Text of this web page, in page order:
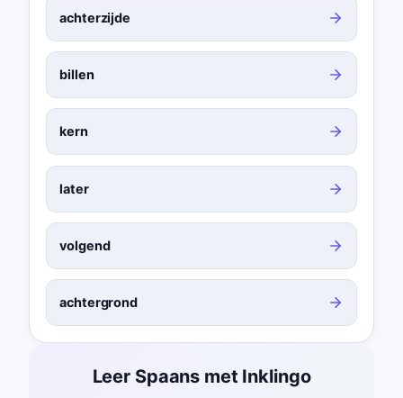
achterzijde
billen
kern
later
volgend
achtergrond
Leer Spaans met Inklingo